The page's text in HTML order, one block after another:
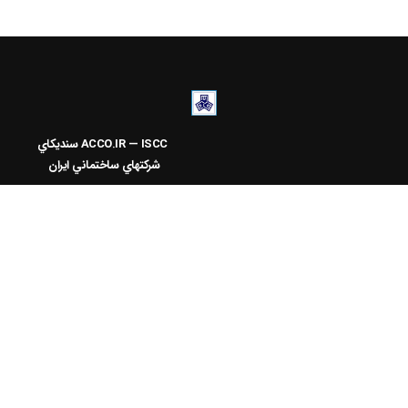
ACCO.IR — ISCC
سنديکاي
شرکتهاي ساختماني ايران